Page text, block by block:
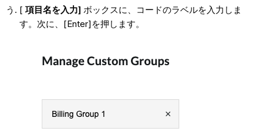
[ 項目名を入力] ボックスに、コードのラベルを入力しま
す。次に、[Enter]を押します。